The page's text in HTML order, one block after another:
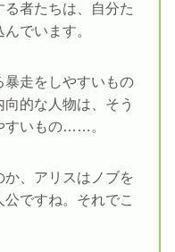
者たちは、自分た
でいます。
暴走をしやすいもの
的な人物は、そう
すいもの……。
、アリスはノブを
ですね。それでこ